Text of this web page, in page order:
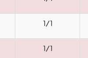
1/1
1/1